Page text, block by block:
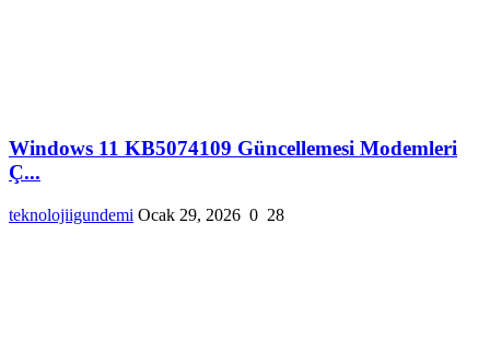
Windows 11 KB5074109 Güncellemesi Modemleri
Ç...
teknolojiigundemi Ocak 29, 2026 0 28